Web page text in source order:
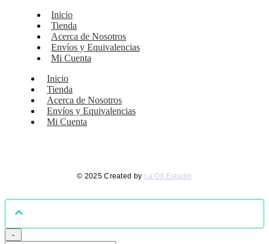
Inicio
Tienda
Acerca de Nosotros
Envíos y Equivalencias
Mi Cuenta
Inicio
Tienda
Acerca de Nosotros
Envíos y Equivalencias
Mi Cuenta
© 2025 Created by La Ofi Estudio
-